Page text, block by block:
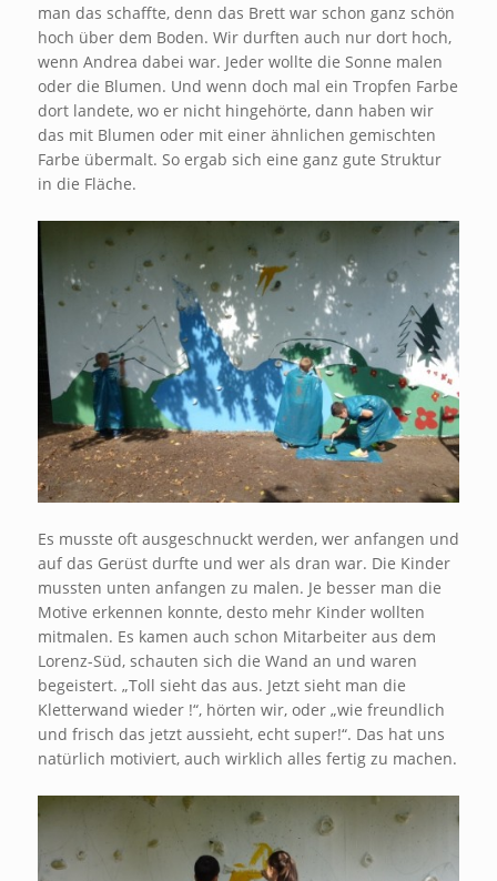
man das schaffte, denn das Brett war schon ganz schön
hoch über dem Boden. Wir durften auch nur dort hoch,
wenn Andrea dabei war. Jeder wollte die Sonne malen
oder die Blumen. Und wenn doch mal ein Tropfen Farbe
dort landete, wo er nicht hingehörte, dann haben wir
das mit Blumen oder mit einer ähnlichen gemischten
Farbe übermalt. So ergab sich eine ganz gute Struktur
in die Fläche.
Es musste oft ausgeschnuckt werden, wer anfangen und
auf das Gerüst durfte und wer als dran war. Die Kinder
mussten unten anfangen zu malen. Je besser man die
Motive erkennen konnte, desto mehr Kinder wollten
mitmalen. Es kamen auch schon Mitarbeiter aus dem
Lorenz-Süd, schauten sich die Wand an und waren
begeistert. „Toll sieht das aus. Jetzt sieht man die
Kletterwand wieder !“, hörten wir, oder „wie freundlich
und frisch das jetzt aussieht, echt super!“. Das hat uns
natürlich motiviert, auch wirklich alles fertig zu machen.